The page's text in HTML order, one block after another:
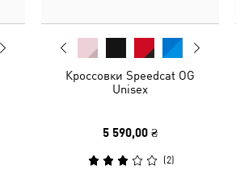
Кроссовки Speedcat OG
Unisex
5 590,00 ₴
(2)